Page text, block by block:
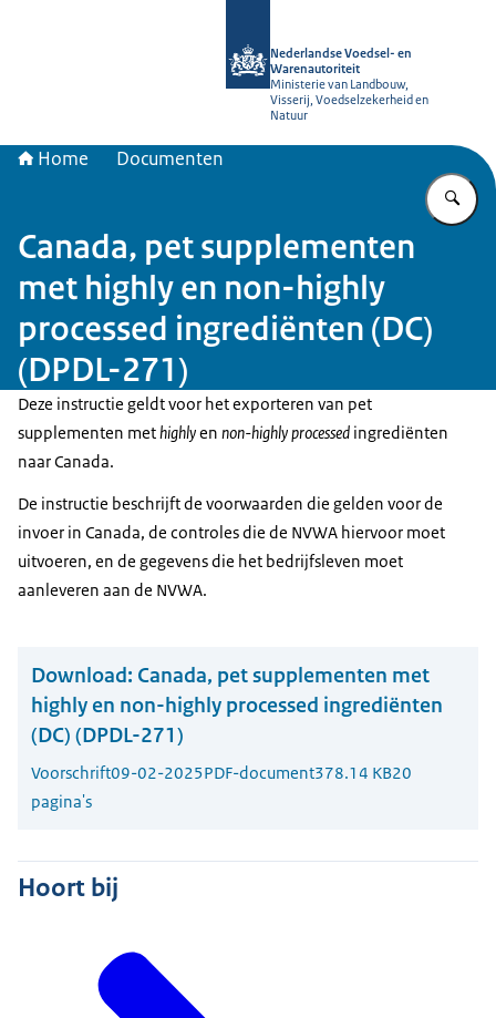
Nederlandse Voedsel- en
Warenautoriteit
Ministerie van Landbouw,
Visserij, Voedselzekerheid en
Natuur
Home Documenten
Canada, pet supplementen
met highly en non-highly
processed ingrediënten (DC)
(DPDL-271)
Deze instructie geldt voor het exporteren van pet
supplementen methighlyen non-highly processed ingrediënten
naar Canada.
De instructie beschrijft de voorwaarden die gelden voor de
invoer in Canada, de controles die de NVWA hiervoor moet
uitvoeren, en de gegevens die het bedrijfsleven moet
aanleveren aan de NVWA.
Download: Canada, pet supplementen met
highly en non-highly processed ingrediënten
(DC) (DPDL-271)
Voorschrift09-02-2025PDF-document378.14 KB20
pagina's
Hoort bij